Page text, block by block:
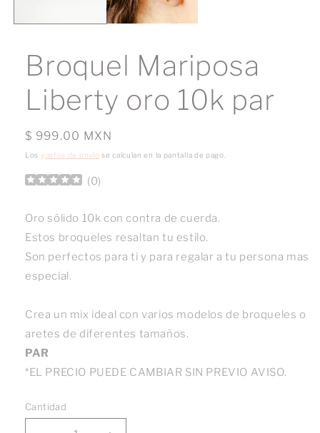
Broquel Mariposa
Liberty oro 10k par
Precio
habitual
$ 999.00 MXN
Los gastos de envío se calculan en la pantalla de pago.
(0)
Oro sólido 10k con contra de cuerda.
Estos broqueles resaltan tu estilo.
Son perfectos para ti y para regalar a tu persona mas
especial.
Crea un mix ideal con varios modelos de broqueles o
aretes de diferentes tamaños.
PAR
*EL PRECIO PUEDE CAMBIAR SIN PREVIO AVISO.
Cantidad